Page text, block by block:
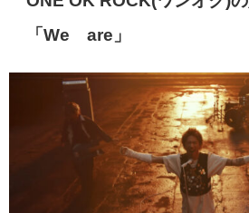
「We are 」